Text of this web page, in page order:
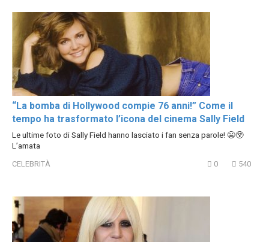
“La bomba di Hollywood compie 76 anni!” Come il
tempo ha trasformato l’icona del cinema Sally Field
Le ultime foto di Sally Field hanno lasciato i fan senza parole! 😬😲
L’amata
CELEBRITÀ 0 540